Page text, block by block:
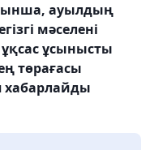
ауылдың
мәселені
ұсынысты
төрағасы
хабарлайды